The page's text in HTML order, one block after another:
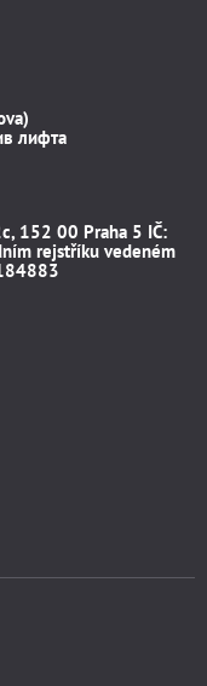
лифта
152 00 Praha 5 IČ:
rejstříku vedeném